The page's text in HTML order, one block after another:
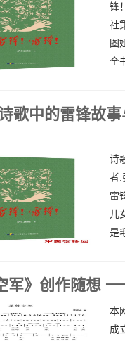
锋
社
图
全
歌中的雷锋故
诗
者:
雷
儿
是
军》创作随想
本
成